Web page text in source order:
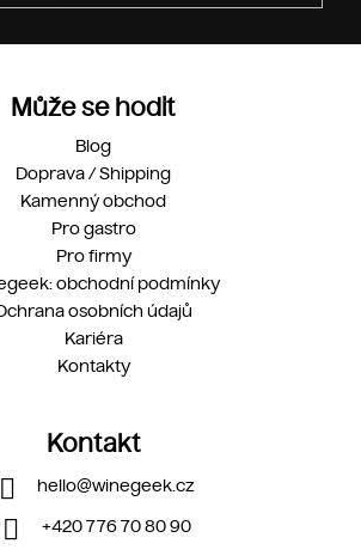
u
Může se hodit
Blog
Doprava / Shipping
Kamenný obchod
Pro gastro
Pro firmy
obchodní podmínky
osobních údajů
Kariéra
Kontakty
Kontakt
hello@winegeek.cz
+420 776 70 80 90